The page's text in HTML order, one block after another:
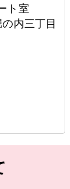
ト室
内三丁目